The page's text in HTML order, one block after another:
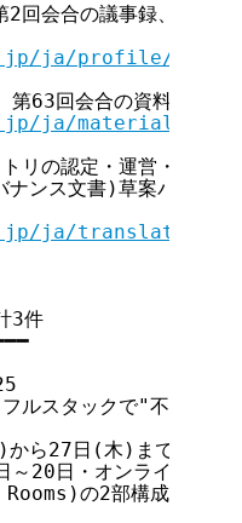
2回会合の議事録、第3回
ja/profile/com/
第63回会合の資料を
ja/materials/igf/
リの認定・運営・認定
ンス文書)草案バージ
ja/translation/
3件
ルスタックで"不確実"
ら27日(木)まで2週にわ
20日・オンライン)、
の2部構成です。